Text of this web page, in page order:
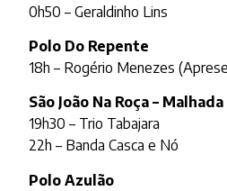
0h50 – Geraldinho Lins
Polo Do Repente
18h – Rogério Menezes
São João Na Roça –
19h30 – Trio Tabajara
22h – Banda Casca e Nó
Polo Azulão